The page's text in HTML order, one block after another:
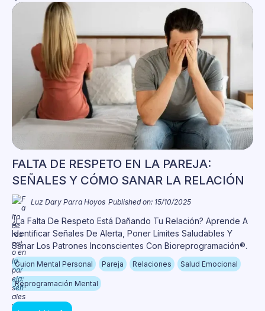
FALTA DE RESPETO EN LA PAREJA:
SEÑALES Y CÓMO SANAR LA RELACIÓN
Luz Dary Parra Hoyos Published on: 15/10/2025
¿La Falta De Respeto Está Dañando Tu Relación? Aprende A
Identificar Señales De Alerta, Poner Límites Saludables Y
Sanar Los Patrones Inconscientes Con Bioreprogramación®.
Guion Mental Personal Pareja Relaciones Salud Emocional
Reprogramación Mental